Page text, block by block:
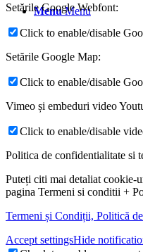
Menu Menu
Setările Google Webfont:
Click to enable/disable
Setările Google Map:
Click to enable/disable
Vimeo și embeduri video
Click to enable/disable
Politica de confidentialitate si
Puteți citi mai detaliat cookie-
pagina Termeni si conditii +
Termeni și Condiții, Politică
Accept settingsHide